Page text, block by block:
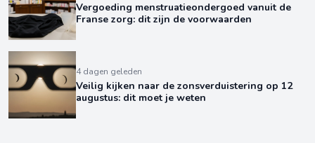
Vergoeding menstruatieondergoed vanuit de
Franse zorg: dit zijn de voorwaarden
4 dagen geleden
Veilig kijken naar de zonsverduistering op 12
augustus: dit moet je weten